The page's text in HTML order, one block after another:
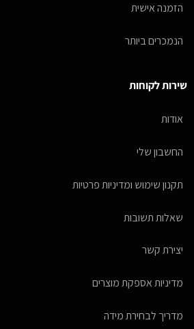
הזמנה אישית
הנמכרים ביותר
שירות לקוחות
אודות
החשבון שלי
תקנון שימוש ומדיניות פרטיות
שאלות תשובות
יצירת קשר
מדיניות אספקת מוצרים
מדריך לבחירת מידה